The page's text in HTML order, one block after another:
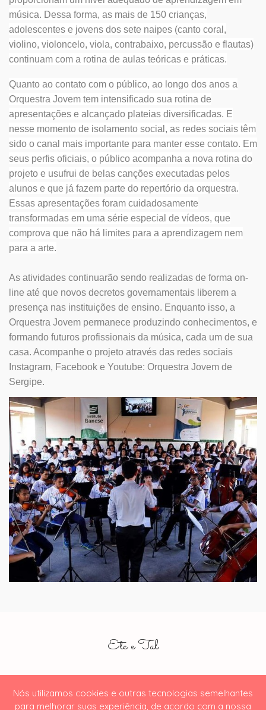
música. Dessa forma, as mais de 150 crianças,
adolescentes e jovens dos sete naipes (canto coral,
violino, violoncelo, viola, contrabaixo, percussão e flautas)
continuam com a rotina de aulas teóricas e práticas.
Quanto ao contato com o público, ao longo dos anos a
Orquestra Jovem tem intensificado sua rotina de
apresentações e alcançado plateias diversificadas. E
nesse momento de isolamento social, as redes sociais têm
sido o canal mais importante para manter esse contato. Em
seus perfis oficiais, o público acompanha a nova rotina do
projeto e usufrui de belas canções executadas pelos
alunos e que já fazem parte do repertório da orquestra.
Essas apresentações foram cuidadosamente
transformadas em uma série especial de vídeos, que
comprova que não há limites para a aprendizagem nem
para a arte.
As atividades continuarão sendo realizadas de forma on-
line até que novos decretos governamentais liberem a
presença nas instituições de ensino. Enquanto isso, a
Orquestra Jovem permanece produzindo conhecimentos, e
formando futuros profissionais da música, cada um de sua
casa. Acompanhe o projeto através das redes sociais
Instagram, Facebook e Youtube: Orquestra Jovem de
Sergipe.
Nós utilizamos cookies e outras tecnologias semelhantes
para melhorar suas experiência, de acordo com a nossa
Etc e Tal